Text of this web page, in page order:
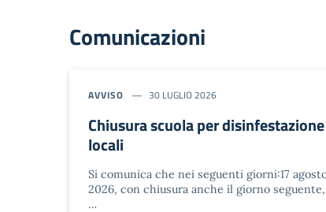
Comunicazioni
AVVISO 30 LUGLIO 2026
Chiusura scuola per disinfestazione
locali
Si comunica che nei seguenti giorni:17
2026, con chiusura anche il giorno
…